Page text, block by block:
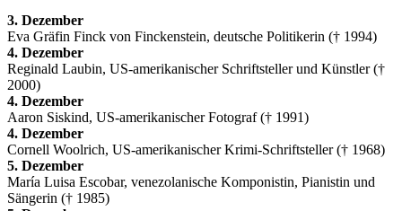
3. Dezember
Eva Gräfin Finck von Finckenstein, deutsche Politikerin († 1994)
4. Dezember
Reginald Laubin, US-amerikanischer Schriftsteller und Künstler (†
2000)
4. Dezember
Aaron Siskind, US-amerikanischer Fotograf († 1991)
4. Dezember
Cornell Woolrich, US-amerikanischer Krimi-Schriftsteller († 1968)
5. Dezember
María Luisa Escobar, venezolanische Komponistin, Pianistin und
Sängerin († 1985)